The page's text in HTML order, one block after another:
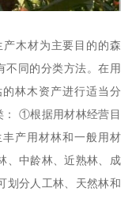
木材为主要目的的森
不同的分类方法。在用
林木资产进行适当分
： ①根据用材林经营目
产用材林和一般用材
、中龄林、近熟林、成
划分人工林、天然林和